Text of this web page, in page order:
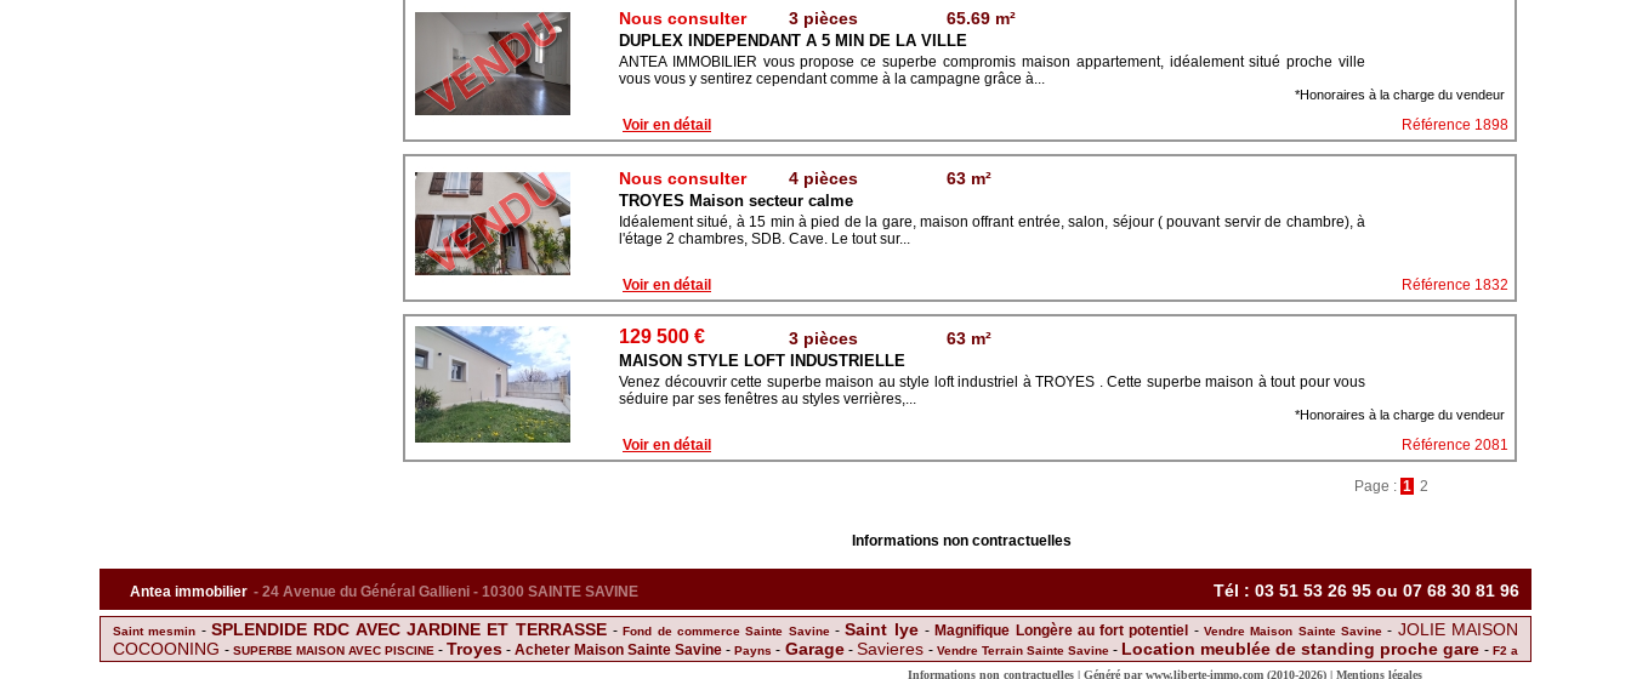
Nous consulter 3 pièces 65.69 m²
DUPLEX INDEPENDANT A 5 MIN DE LA VILLE
ANTEA IMMOBILIER vous propose ce superbe compromis maison appartement, idéalement situé proche ville
vous vous y sentirez cependant comme à la campagne grâce à...
*Honoraires à la charge du vendeur
Voir en détail Référence 1898
Nous consulter 4 pièces 63 m²
TROYES Maison secteur calme
Idéalement situé, à 15 min à pied de la gare, maison offrant entrée, salon, séjour ( pouvant servir de chambre), à
l'étage 2 chambres, SDB. Cave. Le tout sur...
Voir en détail Référence 1832
129 500 € 3 pièces 63 m²
MAISON STYLE LOFT INDUSTRIELLE
Venez découvrir cette superbe maison au style loft industriel à TROYES . Cette superbe maison à tout pour vous
séduire par ses fenêtres au styles verrières,...
*Honoraires à la charge du vendeur
Voir en détail Référence 2081
Page : 1 2
Informations non contractuelles
Antea immobilier - 24 Avenue du Général Gallieni - 10300 SAINTE SAVINE Tél : 03 51 53 26 95 ou 07 68 30 81 96
Saint mesmin - SPLENDIDE RDC AVEC JARDINE ET TERRASSE -Fond de commerce Sainte Savine-Saint lye - Magnifique Longère au fort potentiel -Vendre Maison Sainte Savine - JOLIE MAISON
COCOONING-SUPERBE MAISON AVEC PISCINE-Troyes -Acheter Maison Sainte Savine -Payns - Garage- Savieres - Vendre Terrain Sainte Savine- Location meublée de standing proche gare - F2 a
Troyes La chapelle saint luc SUPERBE LOCATION F3 AU CENTRE DE TROYES-Achat Terrain Sainte Savine-
Informations non contractuelles | Généré parwww.liberte-immo.com (2010-2026) | Mentions légales